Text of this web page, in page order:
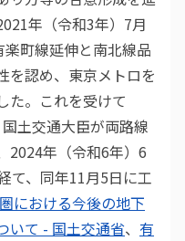
年（令和3年）7月
町線延伸と南北線品
を認め、東京メトロを
た。これを受けて
土交通大臣が両路線
2024年（令和6年）6
て、同年11月5日に工
における今後の地下
いて - 国土交通省、 有